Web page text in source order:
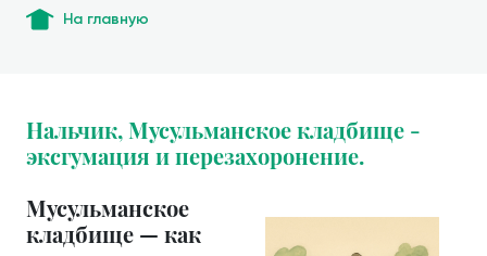
На главную
Нальчик, Мусульманское кладбище -
эксгумация и перезахоронение.
Мусульманское
кладбище — как